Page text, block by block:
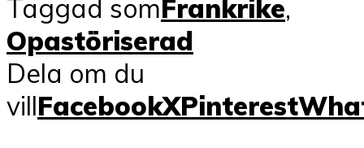
Taggad som Frankrike,
Opastöriserad
Dela om du
villFacebookXPinterest